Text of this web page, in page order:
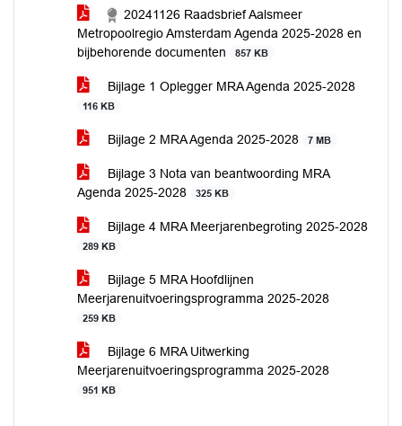
20241126 Raadsbrief Aalsmeer
Metropoolregio Amsterdam Agenda 2025-2028 en
bijbehorende documenten
857 KB
Bijlage 1 Oplegger MRA Agenda 2025-2028
116 KB
Bijlage 2 MRA Agenda 2025-2028 7 MB
Bijlage 3 Nota van beantwoording MRA
Agenda 2025-2028
325 KB
Bijlage 4 MRA Meerjarenbegroting 2025-2028
289 KB
Bijlage 5 MRA Hoofdlijnen
Meerjarenuitvoeringsprogramma 2025-2028
259 KB
Bijlage 6 MRA Uitwerking
Meerjarenuitvoeringsprogramma 2025-2028
951 KB